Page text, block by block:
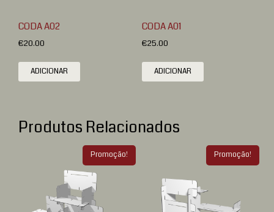
CODA A02
€20.00
ADICIONAR
CODA A01
€25.00
ADICIONAR
Produtos Relacionados
Promoção! Promoção!